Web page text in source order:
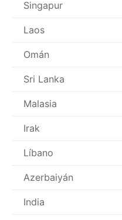
Singapur
Laos
Omán
Sri Lanka
Malasia
Irak
Líbano
Azerbaiyán
India